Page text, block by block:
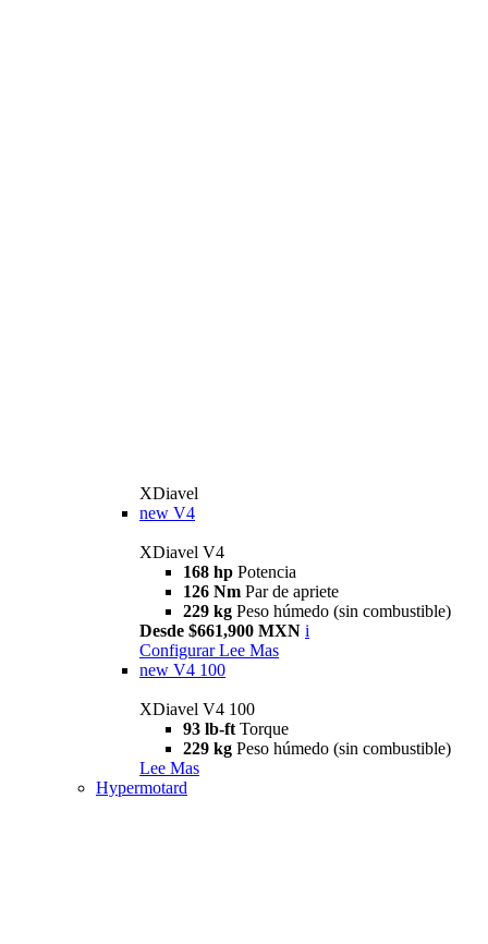
XDiavel
new V4
XDiavel V4
168 hp Potencia
126 Nm Par de apriete
229 kg Peso húmedo (sin combustible)
Desde $661,900 MXN i
Configurar Lee Mas
new V4 100
XDiavel V4 100
93 lb-ft Torque
229 kg Peso húmedo (sin combustible)
Lee Mas
Hypermotard